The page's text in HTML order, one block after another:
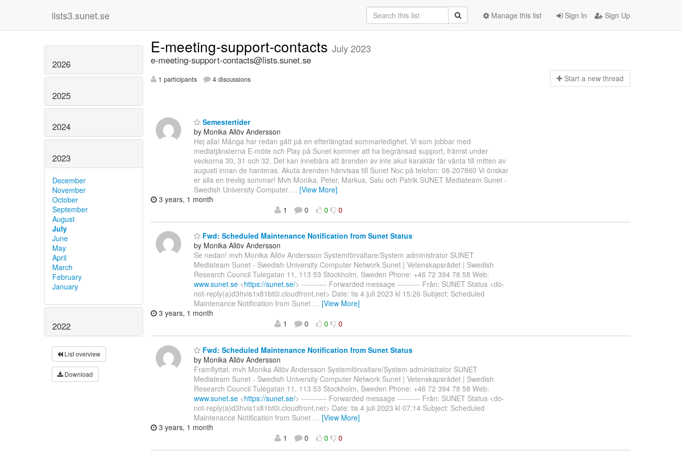
lists3.sunet.se Sign In Sign Up
Manage this list
2026
2025
2024
2023
December
November
October
September
August
July
June
May
April
March
February
January
2022
List overview
Download
E-meeting-support-contacts July 2023
e-meeting-support-contacts@lists.sunet.se
1 participants 4 discussions Start a new thread
Semestertider
by Monika Allöv Andersson
Hej alla! Många har redan gått på en efterlängtad sommarledighet. Vi som jobbar med
mediatjänsterna E-möte och Play på Sunet kommer att ha begränsad support, främst under
veckorna 30, 31 och 32. Det kan innebära att ärenden av inte akut karaktär får vänta till mitten av
augusti innan de hanteras. Akuta ärenden hänvisas till Sunet Noc på telefon: 08-207860 Vi önskar
er alla en trevlig sommar! Mvh Monika, Peter, Markus, Salu och Patrik SUNET Mediateam Sunet -
Swedish University Computer … [View More]
3 years, 1 month
1
0 0 0
Fwd: Scheduled Maintenance Notification from Sunet Status
by Monika Allöv Andersson
Se nedan! mvh Monika Allöv Andersson Systemförvaltare/System administrator SUNET
Mediateam Sunet - Swedish University Computer Network Sunet | Vetenskapsrådet | Swedish
Research Council Tulegatan 11, 113 53 Stockholm, Sweden Phone: +46 72 394 78 58 Web:
www.sunet.se <https://sunet.se/> ---------- Forwarded message --------- Från: SUNET Status <do-
not-reply(a)d3hvis1x81bt0i.cloudfront.net> Date: tis 4 juli 2023 kl 15:26 Subject: Scheduled
Maintenance Notification from Sunet … [View More]
3 years, 1 month
1
0 0 0
Fwd: Scheduled Maintenance Notification from Sunet Status
by Monika Allöv Andersson
Framflyttat. mvh Monika Allöv Andersson Systemförvaltare/System administrator SUNET
Mediateam Sunet - Swedish University Computer Network Sunet | Vetenskapsrådet | Swedish
Research Council Tulegatan 11, 113 53 Stockholm, Sweden Phone: +46 72 394 78 58 Web:
www.sunet.se <https://sunet.se/> ---------- Forwarded message --------- Från: SUNET Status <do-
not-reply(a)d3hvis1x81bt0i.cloudfront.net> Date: tis 4 juli 2023 kl 07:14 Subject: Scheduled
Maintenance Notification from Sunet … [View More]
3 years, 1 month
1
0 0 0